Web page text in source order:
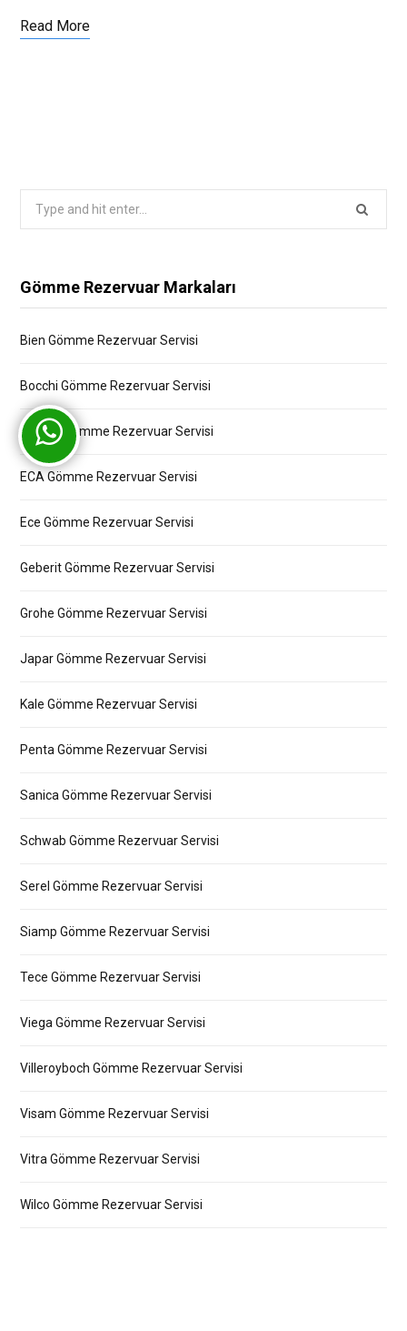
Read More
Gömme Rezervuar Markaları
Bien Gömme Rezervuar Servisi
Bocchi Gömme Rezervuar Servisi
Creavit Gömme Rezervuar Servisi
ECA Gömme Rezervuar Servisi
Ece Gömme Rezervuar Servisi
Geberit Gömme Rezervuar Servisi
Grohe Gömme Rezervuar Servisi
Japar Gömme Rezervuar Servisi
Kale Gömme Rezervuar Servisi
Penta Gömme Rezervuar Servisi
Sanica Gömme Rezervuar Servisi
Schwab Gömme Rezervuar Servisi
Serel Gömme Rezervuar Servisi
Siamp Gömme Rezervuar Servisi
Tece Gömme Rezervuar Servisi
Viega Gömme Rezervuar Servisi
Villeroyboch Gömme Rezervuar Servisi
Visam Gömme Rezervuar Servisi
Vitra Gömme Rezervuar Servisi
Wilco Gömme Rezervuar Servisi